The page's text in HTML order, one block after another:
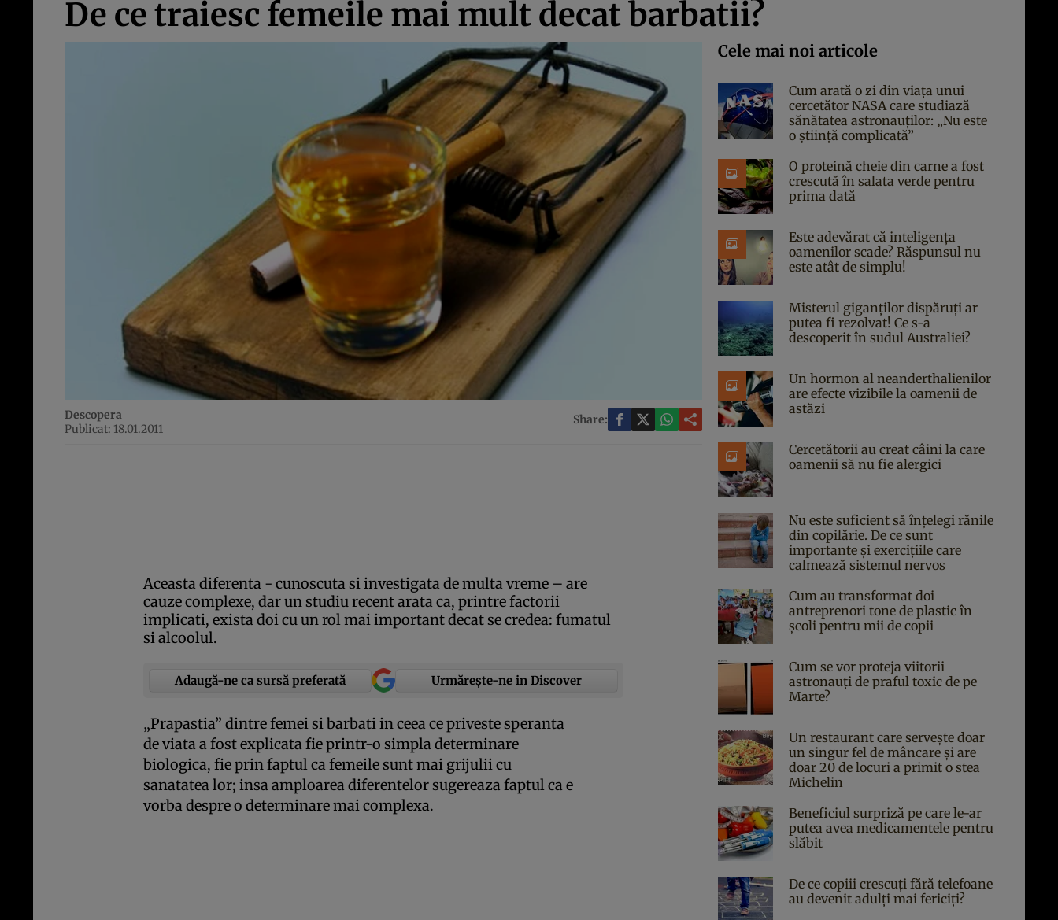
De ce traiesc femeile mai mult decat barbatii?
Descopera
Publicat: 18.01.2011
Share:
Aceasta diferenta - cunoscuta si investigata de multa vreme – are
cauze complexe, dar un studiu recent arata ca, printre factorii
implicati, exista doi cu un rol mai important decat se credea: fumatul
si alcoolul.
Adaugă-ne ca sursă preferată Urmărește-ne in Discover
„Prapastia” dintre femei si barbati in ceea ce priveste speranta
de viata a fost explicata fie printr-o simpla determinare
biologica, fie prin faptul ca femeile sunt mai grijulii cu
sanatatea lor; insa amploarea diferentelor sugereaza faptul ca e
vorba despre o determinare mai complexa.
Cele mai noi articole
Cum arată o zi din viața unui
cercetător NASA care studiază
sănătatea astronauților: „Nu este
o știință complicată”
O proteină cheie din carne a fost
crescută în salata verde pentru
prima dată
Este adevărat că inteligența
oamenilor scade? Răspunsul nu
este atât de simplu!
Misterul giganților dispăruți ar
putea fi rezolvat! Ce s-a
descoperit în sudul Australiei?
Un hormon al neanderthalienilor
are efecte vizibile la oamenii de
astăzi
Cercetătorii au creat câini la care
oamenii să nu fie alergici
Nu este suficient să înțelegi rănile
din copilărie. De ce sunt
importante și exercițiile care
calmează sistemul nervos
Cum au transformat doi
antreprenori tone de plastic în
școli pentru mii de copii
Cum se vor proteja viitorii
astronauți de praful toxic de pe
Marte?
Un restaurant care servește doar
un singur fel de mâncare și are
doar 20 de locuri a primit o stea
Michelin
Beneficiul surpriză pe care le-ar
putea avea medicamentele pentru
slăbit
De ce copiii crescuți fără telefoane
au devenit adulți mai fericiți?